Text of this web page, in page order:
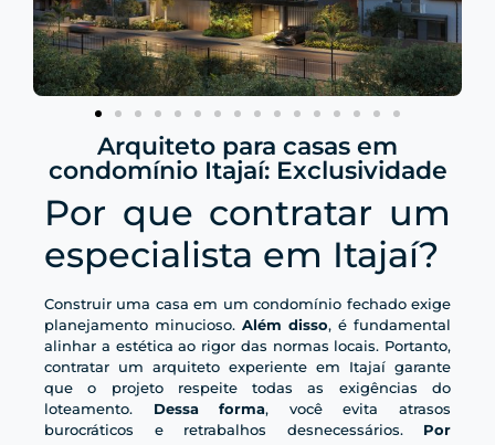
Arquiteto para casas em
condomínio Itajaí: Exclusividade
Por que contratar um
especialista em Itajaí?
Construir uma casa em um condomínio fechado exige
planejamento minucioso. Além disso, é fundamental
alinhar a estética ao rigor das normas locais. Portanto,
contratar um arquiteto experiente em Itajaí garante
que o projeto respeite todas as exigências do
loteamento. Dessa forma, você evita atrasos
burocráticos e retrabalhos desnecessários. Por